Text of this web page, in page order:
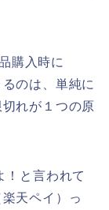
購入時に
のは、単純に
れが１つの原
！と言われて
天ペイ）っ